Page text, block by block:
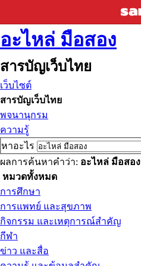
อะไหล่ มือสอง
สารบัญเว็บไทย
เว็บไซต์
สารบัญเว็บไทย
พจนานุกรม
ความรู้
หาอะไร
ผลการค้นหาคำว่า: อะไหล่ มือสอง
หมวดทั้งหมด
การศึกษา
การแพทย์ และสุขภาพ
กิจกรรม และเหตุการณ์สำคัญ
กีฬา
ข่าว และสื่อ